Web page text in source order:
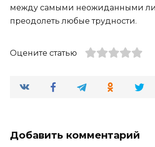
между самыми неожиданными
преодолеть любые трудности.
Оцените статью
Добавить комментарий